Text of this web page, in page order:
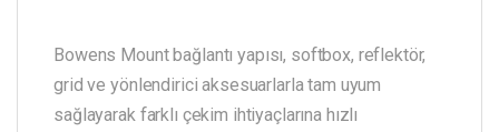
Bowens Mount bağlantı yapısı, softbox, reflektör,
grid ve yönlendirici aksesuarlarla tam uyum
sağlayarak farklı çekim ihtiyaçlarına hızlı